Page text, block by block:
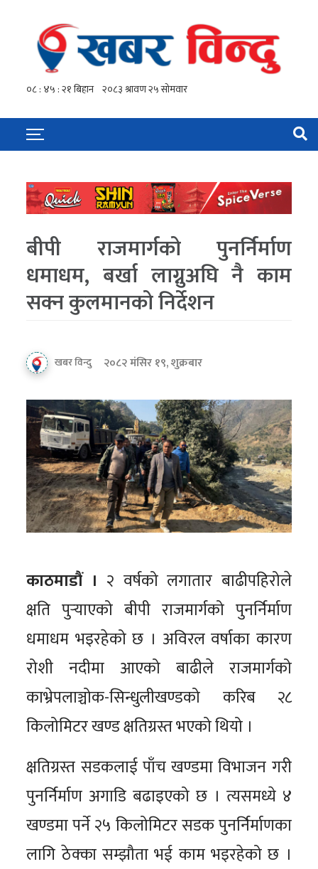
बीपी राजमार्गको पुनर्निर्माण
धमाधम, बर्खा लाग्नुअघि नै काम
सक्न कुलमानको निर्देशन
खबर विन्दु २०८२ मंसिर १९, शुक्रबार
काठमाडौं । २ वर्षको लगातार बाढीपहिरोले
क्षति पुर्‍याएको बीपी राजमार्गको पुनर्निर्माण
धमाधम भइरहेको छ । अविरल वर्षाका कारण
रोशी नदीमा आएको बाढीले राजमार्गको
काभ्रेपलाञ्चोक-सिन्धुलीखण्डको करिब २८
किलोमिटर खण्ड क्षतिग्रस्त भएको थियो ।
क्षतिग्रस्त सडकलाई पाँच खण्डमा विभाजन गरी
पुनर्निर्माण अगाडि बढाइएको छ । त्यसमध्ये ४
खण्डमा पर्ने २५ किलोमिटर सडक पुनर्निर्माणका
लागि ठेक्का सम्झौता भई काम भइरहेको छ ।